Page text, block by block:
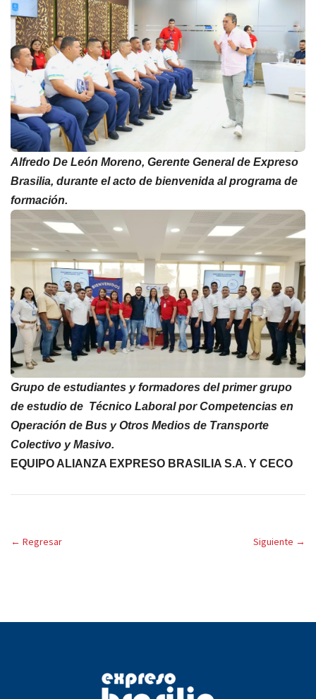
Alfredo De León Moreno, Gerente General de Expreso
Brasilia, durante el acto de bienvenida al programa de
formación.
Grupo de estudiantes y formadores del primer grupo
de estudio de Técnico Laboral por Competencias en
Operación de Bus y Otros Medios de Transporte
Colectivo y Masivo.
EQUIPO ALIANZA EXPRESO BRASILIA S.A. Y CECO
← Regresar Siguiente →